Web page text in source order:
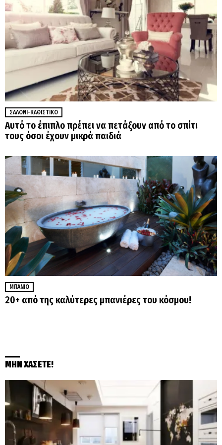
ΣΑΛΌΝΙ-ΚΑΘΙΣΤΙΚΌ
Αυτό το έπιπλο πρέπει να πετάξουν από το σπίτι
τους όσοι έχουν μικρά παιδιά
ΜΠΆΝΙΟ
20+ από της καλύτερες μπανιέρες του κόσμου!
ΜΗΝ ΧΑΣΕΤΕ!